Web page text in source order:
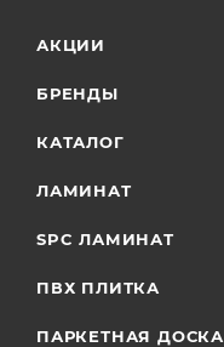
АКЦИИ
БРЕНДЫ
КАТАЛОГ
ЛАМИНАТ
SPC ЛАМИНАТ
ПВХ ПЛИТКА
ПАРКЕТНАЯ ДОСКА